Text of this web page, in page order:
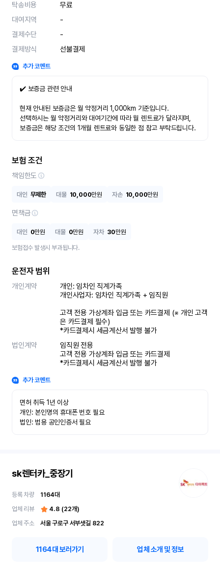
탁송비용
무료
대여지역
-
결제수단
-
결제방식
선불결제
추가 코멘트
✔️ 보증금 관련 안내
현재 안내된 보증금은 월 약정거리 1,000km 기준입니다.
선택하시는 월 약정거리와 대여기간에 따라 월 렌트료가 달라지며,
보증금은 해당 조건의 1개월 렌트료와 동일한 점 참고 부탁드립니다.
보험 조건
책임한도
대인 무제한 대물 10,000만원 자손 10,000만원
면책금
대인 0만원 대물 0만원 자차 30만원
보험접수 발생시 부과됩니다.
운전자 범위
개인계약
개인: 임차인 직계가족
개인사업자: 임차인 직계가족 + 임직원
고객 전용 가상계좌 입금 또는 카드결제 (※ 개인 고객
은 카드결제 필수)
*카드결제시 세금계산서 발행 불가
법인계약
임직원 전용
고객 전용 가상계좌 입금 또는 카드결제
*카드결제시 세금계산서 발행 불가
추가 코멘트
면허 취득 1년 이상
개인: 본인명의 휴대폰 번호 필요
법인: 범용 공인인증서 필요
sk렌터카_중장기
등록 차량 1164대
업체 리뷰
4.8 (22개)
업체 주소
서울 구로구 서부샛길 822
1164대 보러가기 업체 소개 및 정보